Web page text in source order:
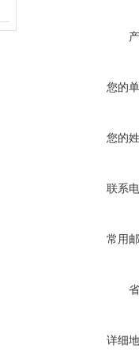
您的
您的
联系
常用
详细